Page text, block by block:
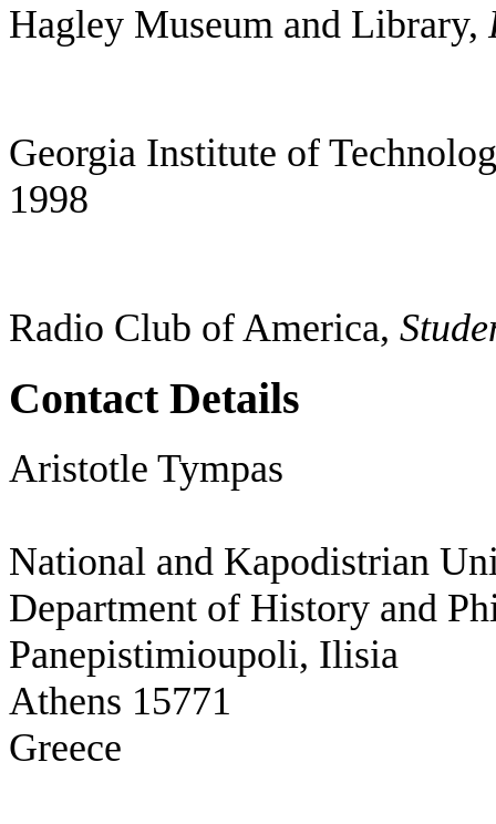
Hagley Museum and Library,
Georgia Institute of
1998
Radio Club of America,
Contact Details
Aristotle Tympas
National and Kapodistrian
Department of History and
Panepistimioupoli, Ilisia
Athens 15771
Greece